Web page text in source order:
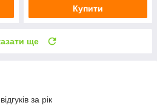
Купити
ще
за рік